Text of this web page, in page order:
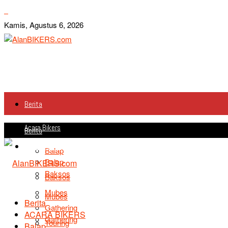
Kamis, Agustus 6, 2026
Berita
Acara Bikers
Balap
Baksos
Mubes
Gathering
Berita
Acara Bikers
Balap
Baksos
Mubes
Gathering
Touring
Berita
ACARA BIKERS